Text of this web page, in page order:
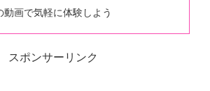
画で気軽に体験しよう
スポンサーリンク